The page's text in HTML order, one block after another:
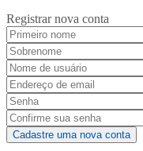
Registrar nova conta